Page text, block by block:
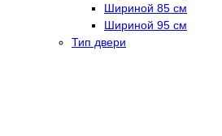
Шириной 85 см
Шириной 95 см
Тип двери